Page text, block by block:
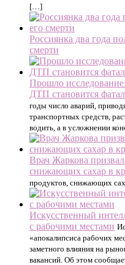
[…]
Россиянка два года
смерти
Прошло
ДТП становится
годы число аварий,
транспортных средств,
водить, а в усложнении
Врач Жаркова
снижающих сахар в
продуктов, снижающих
Искусственный
с рабочими местами
«апокалипсиса рабочих
заметного влияния на
вакансий. Об этом